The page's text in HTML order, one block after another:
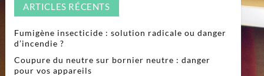
ARTICLES RÉCENTS
Fumigène insecticide : solution radicale ou danger
d’incendie ?
Coupure du neutre sur bornier neutre : danger
pour vos appareils